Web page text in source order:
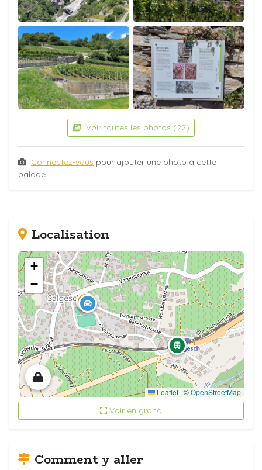
Voir toutes les photos (22)
Connectez-vous pour ajouter une photo à cette
balade.
Localisation
+
−
Leaflet |©OpenStreetMap
Voir en grand
Comment y aller